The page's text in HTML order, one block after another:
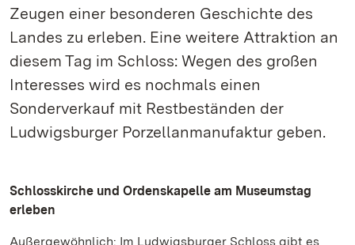
Zeugen einer besonderen Geschichte des
Landes zu erleben. Eine weitere Attraktion an
diesem Tag im Schloss: Wegen des großen
Interesses wird es nochmals einen
Sonderverkauf mit Restbeständen der
Ludwigsburger Porzellanmanufaktur geben.
Schlosskirche und Ordenskapelle am Museumstag
erleben
Außergewöhnlich: Im Ludwigsburger Schloss gibt es